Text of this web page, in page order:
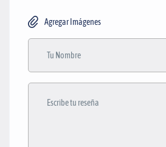
Agregar Imágenes